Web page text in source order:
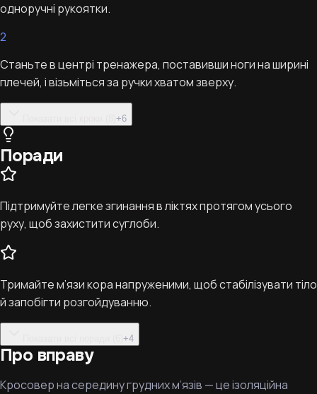
одноручні рукоятки.
2
Станьте в центрі тренажера, поставивши ноги на ширині
плечей, і візьміться за ручки хватом зверху.
+6
Поради
Підтримуйте легке згинання в ліктях протягом усього
руху, щоб захистити суглоби.
Тримайте м’язи кора напруженими, щоб стабілізувати тіло
й запобігти розгойдуванню.
+4
Про вправу
Кросовер на середину грудних м’язів — це ізоляційна